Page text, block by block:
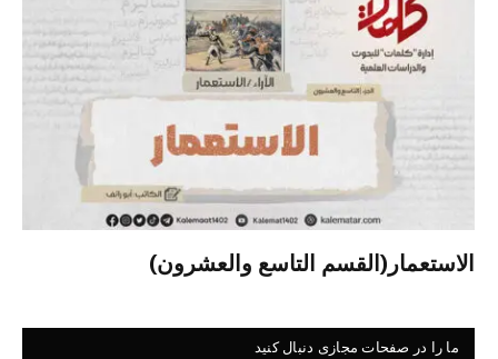
الاستعمار(القسم التاسع والعشرون)
ما را در صفحات مجازی دنبال کنید